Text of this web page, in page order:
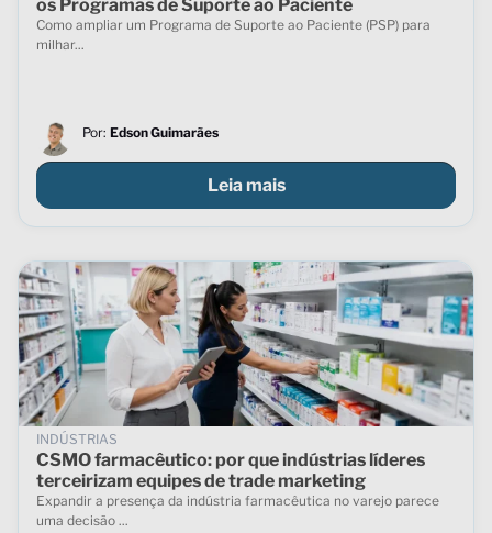
os Programas de Suporte ao Paciente
Como ampliar um Programa de Suporte ao Paciente (PSP) para
milhar...
Por: Edson Guimarães
Leia mais
INDÚSTRIAS
CSMO farmacêutico: por que indústrias líderes
terceirizam equipes de trade marketing
Expandir a presença da indústria farmacêutica no varejo parece
uma decisão ...